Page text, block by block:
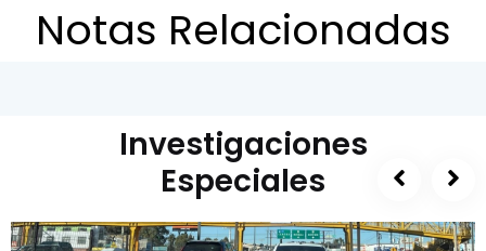
Notas Relacionadas
Investigaciones
Especiales